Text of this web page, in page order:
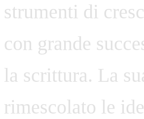
strumenti di
con grande
la scrittura. La
rimescolato le